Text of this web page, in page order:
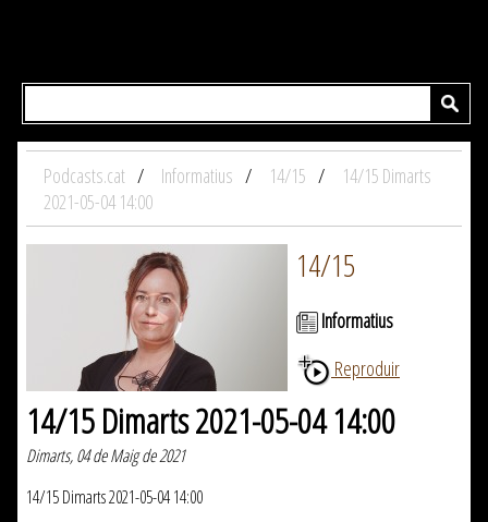
Podcasts.cat Informatius 14/15
14/15 Dimarts
2021-05-04 14:00
14/15
Informatius
Reproduir
14/15 Dimarts 2021-05-04 14:00
Dimarts, 04 de Maig de 2021
14/15 Dimarts 2021-05-04 14:00